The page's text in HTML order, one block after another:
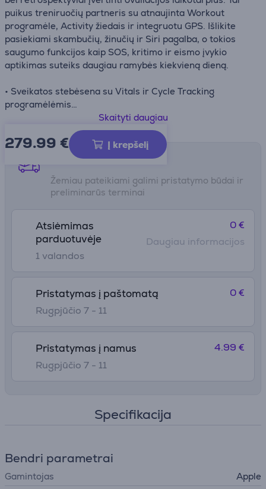
puikus treniruočių partneris su atnaujinta Workout
programėle, Activity žiedais ir integruotu GPS. Išlikite
pasiekiami skambučių, žinučių ir Siri pagalba, o tokios
saugumo funkcijos kaip SOS, kritimo ir eismo įvykio
aptikimas suteiks daugiau ramybės kiekvieną dieną.
• Sveikatos stebėsena su Vitals ir Cycle Tracking
programėlėmis
• Pažangi miego analizė ir miego apnėjos įspėjimai
• Patobulinta Workout programėlė, Activity žiedai ir
integruotas GPS
• Saugumo funkcijos: SOS, kritimo aptikimas, eismo įvykio
aptikimas
• Ryšio galimybės: Siri, skambučiai, žinutės ir Apple Pay
Skaityti daugiau
279.99 € Į krepšelį
Pristatymo būdai
Žemiau pateikiami galimi pristatymo būdai ir
preliminarūs terminai
Atsiėmimas
parduotuvėje
1 valandos
0 €
Daugiau informacijos
Pristatymas į paštomatą
Rugpjūčio 7 - 11
0 €
Pristatymas į namus
Rugpjūčio 7 - 11
4.99 €
Specifikacija
Bendri parametrai
Gamintojas
Apple